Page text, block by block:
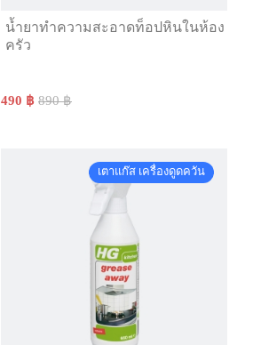
น้ำยาทำความสะอาดท็อปหินในห้อง
ครัว
490 ฿ 890 ฿
เตาแก๊ส เครื่องดูดควัน